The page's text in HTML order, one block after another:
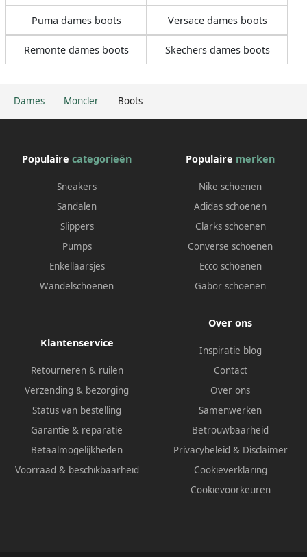
Dames Moncler Boots
Puma dames boots Versace dames boots
Remonte dames boots Skechers dames boots
Populaire categorieën
Sneakers
Sandalen
Slippers
Pumps
Enkellaarsjes
Wandelschoenen
Populaire merken
Nike schoenen
Adidas schoenen
Clarks schoenen
Converse schoenen
Ecco schoenen
Gabor schoenen
Klantenservice
Retourneren & ruilen
Verzending & bezorging
Status van bestelling
Garantie & reparatie
Betaalmogelijkheden
Voorraad & beschikbaarheid
Over ons
Inspiratie blog
Contact
Over ons
Samenwerken
Betrouwbaarheid
Privacybeleid & Disclaimer
Cookieverklaring
Cookievoorkeuren